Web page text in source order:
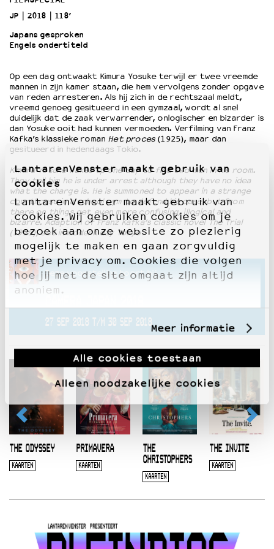
LantarenVenster maakt gebruik van
cookies
LantarenVenster maakt gebruik van
cookies. Wij gebruiken cookies om je
bezoek aan onze website zo plezierig
mogelijk te maken en gaan zorgvuldig
met je privacy om. Cookies die volgen
hoe jij met de site omgaat zijn altijd
anoniem.
Meer informatie
Alle cookies toestaan
Alleen noodzakelijke cookies
OVER LANTARENVENSTER
Wat we doen
Wie is wie
Word vriend
Historie
Partners
Huisregels
Privacyverklaring
Integriteits- en gedragscode
Duurzaamheid
Culturele boycot Israël
Ruimte voor artistieke vrijheid – VNPF
JP
2018
118’
Japans gesproken
Engels ondertiteld
Op een dag ontwaakt Kimura Yosuke terwijl er twee vreemde
mannen in zijn kamer staan, die hem vervolgens zonder opgave
van reden arresteren. Als hij zich in de rechtszaal meldt,
vreemd genoeg gesitueerd in een gymzaal, wordt al snel
duidelijk dat de zaak verwarrender, onlogischer en bizarder is
dan Yosuke ooit had kunnen vermoeden. Verfilming van Franz
Kafka’s klassieke roman Het proces(1925), maar dan
gesitueerd in hedendaags Tokio.
Kimura Yosuke wakes up one day to find two men in his room.
They tell him he is under arrest although they have no idea
what the charge is. He is summoned to appear in a strange
courthouse in a school gym to defend his case, but from
there on things get even more confusing, illogical and
bizarre. Adaption of Franz Kafka’s classic novel The Trial
(1925), set in modern day Tokyo.
Deze voorstelling hoort bij
27 SEP 2018 T/M 30 SEP 2018
THE ODYSSEY
KAARTEN
PRIMAVERA
KAARTEN
THE
CHRISTOPHERS
KAARTEN
THE INVITE
KAARTEN